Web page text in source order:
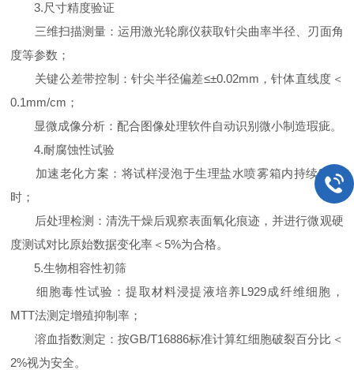
3.尺寸精度验证
三维扫描测量：运用激光轮廓仪获取针尖曲率半径、刃面角
度等参数；
关键公差带控制：针尖半径偏差≤±0.02mm，针体直线度＜
0.1mm/cm；
显微成像分析：配合图像处理软件自动识别微小制造瑕疵。
4.耐腐蚀性试验
加速老化方案：将试样浸泡于生理盐水喷雾箱内持续96小
时；
后处理检测：清洗干燥后观察表面氧化痕迹，并进行微观硬
度测试对比原始数据变化率＜5%为合格。
5.生物相容性初筛
细胞毒性试验：提取材料浸提液培养L929成纤维细胞，
MTT法测定增殖抑制率；
溶血指数测定：按GB/T16886标准计算红细胞破裂百分比＜
2%视为安全。